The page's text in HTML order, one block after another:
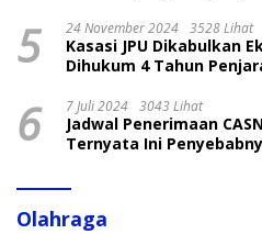
5 24 November 2024 3528 Lihat
Kasasi JPU Dikabulkan
Dihukum 4 Tahun
6 7 Juli 2024 3043 Lihat
Jadwal Penerimaan
Ternyata Ini
Olahraga